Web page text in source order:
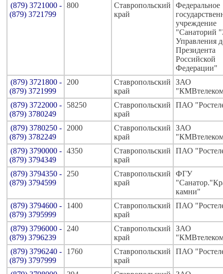
(879) 3721000 -
(879) 3721799
800
Ставропольский
край
Федеральное
учреждение
"Санаторий
Управления
Президента
Российской
Федерации"
(879) 3721800 -
(879) 3721999
200
Ставропольский
край
ЗАО
(879) 3722000 -
(879) 3780249
58250
Ставропольский
край
ПАО
(879) 3780250 -
(879) 3782249
2000
Ставропольский
край
ЗАО
(879) 3790000 -
(879) 3794349
4350
Ставропольский
край
ПАО
(879) 3794350 -
(879) 3794599
250
Ставропольский
край
ФГУ
камни"
(879) 3794600 -
(879) 3795999
1400
Ставропольский
край
ПАО
(879) 3796000 -
(879) 3796239
240
Ставропольский
край
ЗАО
(879) 3796240 -
(879) 3797999
1760
Ставропольский
край
ПАО